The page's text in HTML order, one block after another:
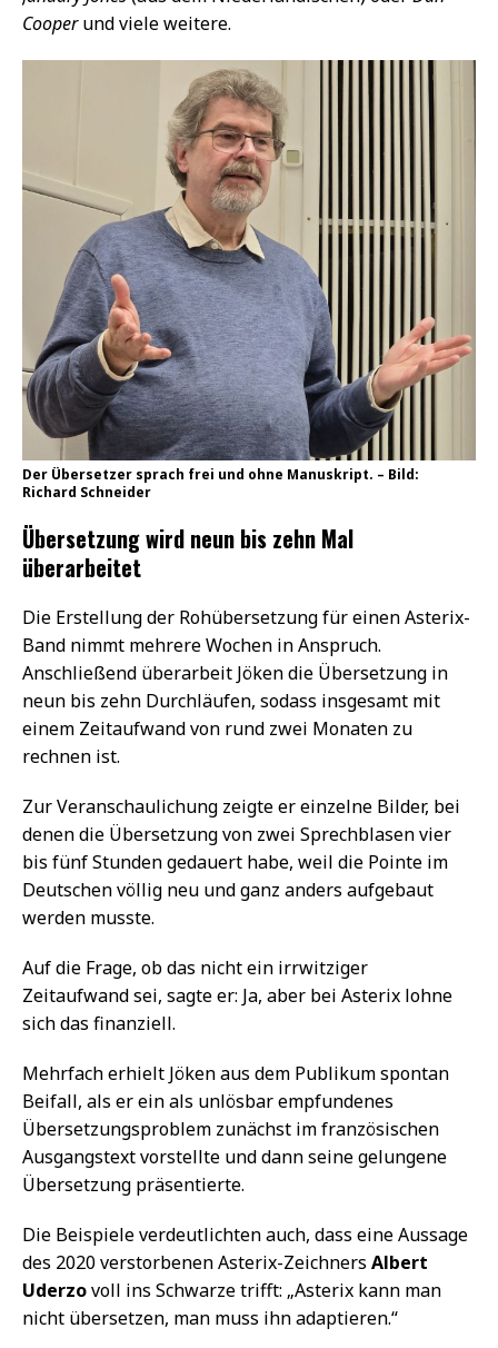
Cooperund viele weitere.
Der Übersetzer sprach frei und ohne Manuskript. – Bild:
Richard Schneider
Übersetzung wird neun bis zehn Mal
überarbeitet
Die Erstellung der Rohübersetzung für einen Asterix-
Band nimmt mehrere Wochen in Anspruch.
Anschließend überarbeit Jöken die Übersetzung in
neun bis zehn Durchläufen, sodass insgesamt mit
einem Zeitaufwand von rund zwei Monaten zu
rechnen ist.
Zur Veranschaulichung zeigte er einzelne Bilder, bei
denen die Übersetzung von zwei Sprechblasen vier
bis fünf Stunden gedauert habe, weil die Pointe im
Deutschen völlig neu und ganz anders aufgebaut
werden musste.
Auf die Frage, ob das nicht ein irrwitziger
Zeitaufwand sei, sagte er: Ja, aber bei Asterix lohne
sich das finanziell.
Mehrfach erhielt Jöken aus dem Publikum spontan
Beifall, als er ein als unlösbar empfundenes
Übersetzungsproblem zunächst im französischen
Ausgangstext vorstellte und dann seine gelungene
Übersetzung präsentierte.
Die Beispiele verdeutlichten auch, dass eine Aussage
des 2020 verstorbenen Asterix-Zeichners Albert
Uderzovoll ins Schwarze trifft: „Asterix kann man
nicht übersetzen, man muss ihn adaptieren.“